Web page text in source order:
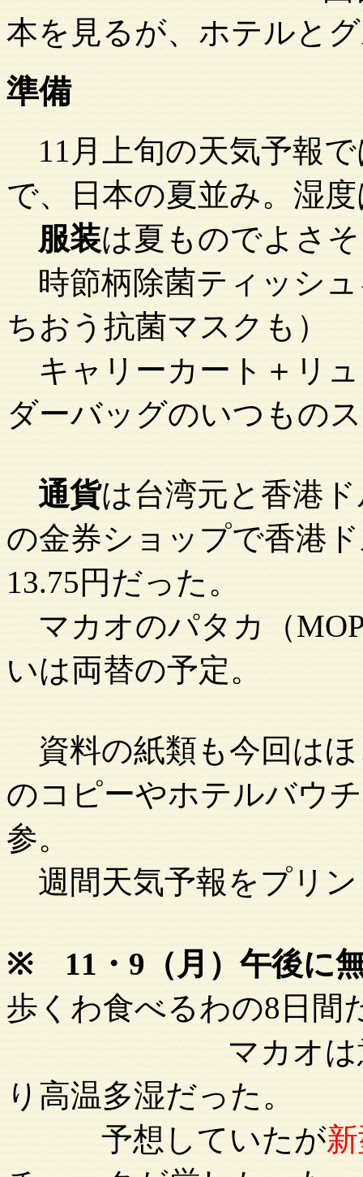
本を見るが、ホテルと
準備
11月上旬の天気予報
で、日本の夏並み。湿
服装は夏ものでよさ
時節柄除菌ティッシ
ちおう抗菌マスクも）
キャリーカート＋リ
ダーバッグのいつもの
通貨は台湾元と香港
の金券ショップで香港
13.75円だった。
マカオのパタカ（
いは両替の予定。
資料の紙類も今回は
のコピーやホテルバウ
参。
週間天気予報をプリ
※ 11・9（月）午後に
歩くわ食べるわの8日間
マカオは意外と
り高温多湿だった。
予想していたが